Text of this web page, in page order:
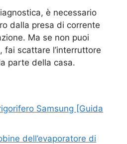
è necessario
dalla presa di corrente
Ma se non puoi
fai scattare l’interruttore
parte della casa.
Samsung [Guida
dell’evaporatore di